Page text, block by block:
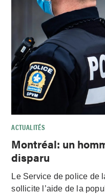
ACTUALITÉS
Montréal: un
disparu
Le Service de police de
sollicite l’aide de la